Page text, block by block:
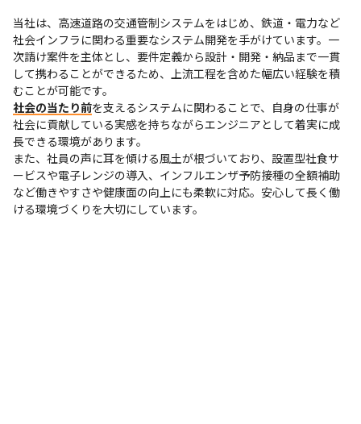
当社は、高速道路の交通管制システムをはじめ、鉄道・電力など
社会インフラに関わる重要なシステム開発を手がけています。一
次請け案件を主体とし、要件定義から設計・開発・納品まで一貫
して携わることができるため、上流工程を含めた幅広い経験を積
社会の当たり前を支えるシステムに関わることで、自身の仕事が
社会に貢献している実感を持ちながらエンジニアとして着実に成
長できる環境があります。
また、社員の声に耳を傾ける風土が根づいており、設置型社食サ
ービスや電子レンジの導入、インフルエンザ予防接種の全額補助
など働きやすさや健康面の向上にも柔軟に対応。安心して長く働
ける環境づくりを大切にしています。